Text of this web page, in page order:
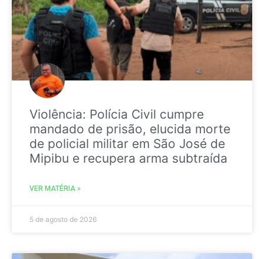
Violência: Polícia Civil cumpre
mandado de prisão, elucida morte
de policial militar em São José de
Mipibu e recupera arma subtraída
VER MATÉRIA »
5 de agosto de 2026